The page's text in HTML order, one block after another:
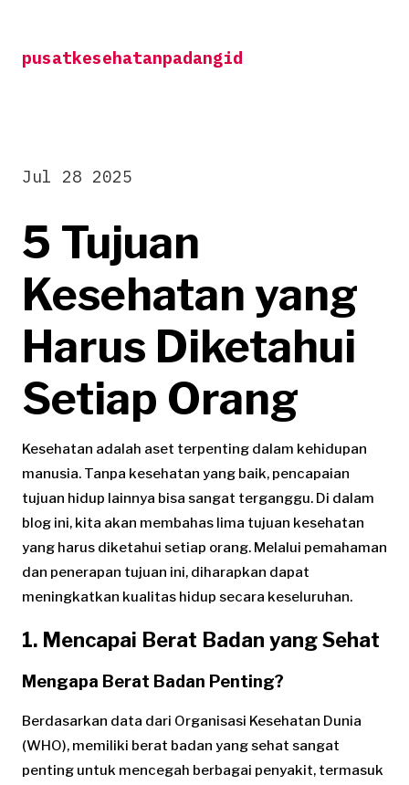
contentpusatkesehatanpadangid
5 Tujuan
Kesehatan yang
Harus Diketahui
Setiap Orang
Jul 28 2025
Kesehatan adalah aset terpenting dalam kehidupan
manusia. Tanpa kesehatan yang baik, pencapaian
tujuan hidup lainnya bisa sangat terganggu. Di dalam
blog ini, kita akan membahas lima tujuan kesehatan
yang harus diketahui setiap orang. Melalui pemahaman
dan penerapan tujuan ini, diharapkan dapat
meningkatkan kualitas hidup secara keseluruhan.
1. Mencapai Berat Badan yang Sehat
Mengapa Berat Badan Penting?
Berdasarkan data dari Organisasi Kesehatan Dunia
(WHO), memiliki berat badan yang sehat sangat
penting untuk mencegah berbagai penyakit, termasuk